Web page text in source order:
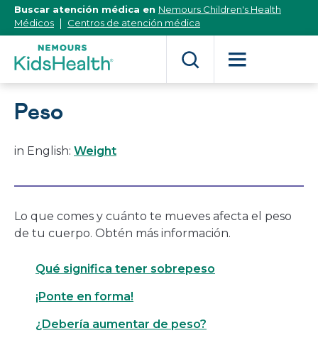
[Skip
Content]
Buscar atención médica en Nemours Children's Health
Médicos
Centros de atención médica
Peso
in English: Weight
Lo que comes y cuánto te mueves afecta el peso
de tu cuerpo. Obtén más información.
Qué significa tener sobrepeso
¡Ponte en forma!
¿Debería aumentar de peso?